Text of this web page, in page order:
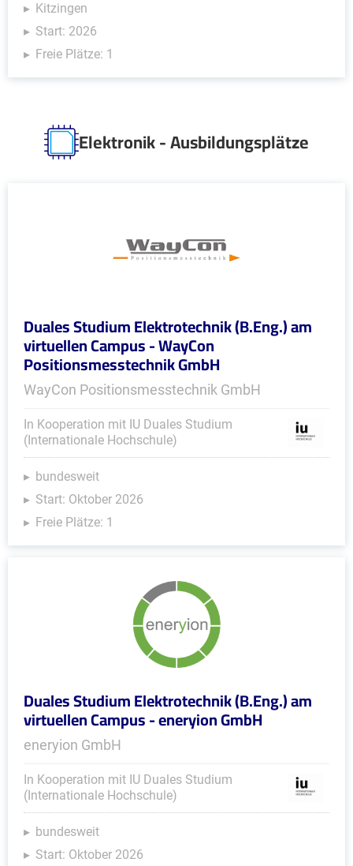
Kitzingen
Start: 2026
Freie Plätze: 1
Elektronik - Ausbildungsplätze
Duales Studium Elektrotechnik (B.Eng.) am
virtuellen Campus - WayCon
Positionsmesstechnik GmbH
WayCon Positionsmesstechnik GmbH
In Kooperation mit IU Duales Studium
(Internationale Hochschule)
bundesweit
Start: Oktober 2026
Freie Plätze: 1
Duales Studium Elektrotechnik (B.Eng.) am
virtuellen Campus - eneryion GmbH
eneryion GmbH
In Kooperation mit IU Duales Studium
(Internationale Hochschule)
bundesweit
Start: Oktober 2026